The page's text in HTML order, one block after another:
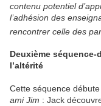
contenu potentiel
l’adhésion des
rencontrer celle des
Deuxième
l’altérité
Cette séquence
ami Jim : Jack